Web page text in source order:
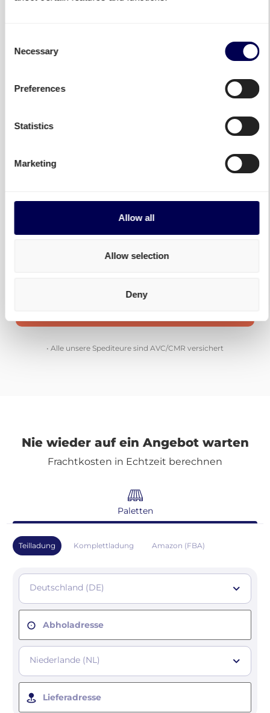
Selection
Necessary
Preferences
Statistics
Marketing
Allow all
Allow selection
Deny
unterschiedlicher Speditionen
National und International, Paletten und
• Alle unsere Spediteure sind AVC/CMR versichert
Nie wieder auf ein Angebot warten
Frachtkosten in Echtzeit berechnen
Paletten
Teilladung Komplettladung Amazon (FBA)
Deutschland (DE)
Abholadresse
Niederlande (NL)
Lieferadresse